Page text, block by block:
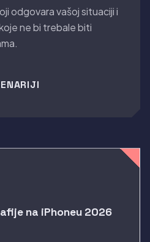
odgovara vašoj situaciji i
ne bi trebale biti
na iPhoneu 2026